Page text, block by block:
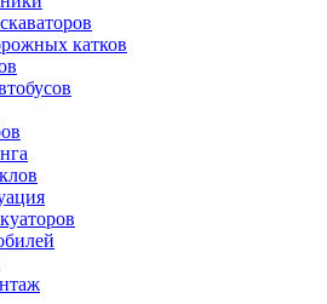
катков